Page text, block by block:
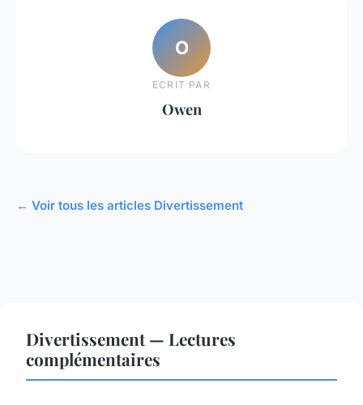
O
ECRIT PAR
Owen
← Voir tous les articles Divertissement
Divertissement — Lectures
complémentaires